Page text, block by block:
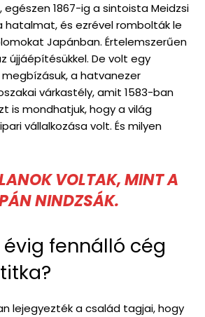
1867-ig a sintoista Meidzsi
és ezrével rombolták le
Japánban. Értelemszerűen
újjáépítésükkel. De volt egy
a hatvanezer
várkastély, amit 1583-ban
is mondhatjuk, hogy a világ
vállalkozása volt. És milyen
VOLTAK, MINT A
NINDZSÁK.
évig fennálló cég
lejegyezték a család tagjai, hogy